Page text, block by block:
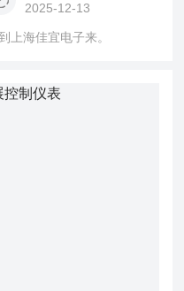
2025-12-13
上海佳宜电子来。